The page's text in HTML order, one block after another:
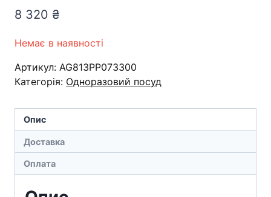
8 320 ₴
Немає в наявності
Артикул: AG813PP073300
Категорія: Одноразовий посуд
Опис
Доставка
Оплата